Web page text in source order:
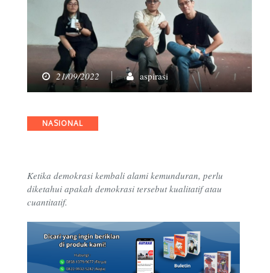
21/09/2022 aspirasi
Categories
NASIONAL
Ketika demokrasi kembali alami kemunduran, perlu
diketahui apakah demokrasi tersebut kualitatif atau
cuantitatif.